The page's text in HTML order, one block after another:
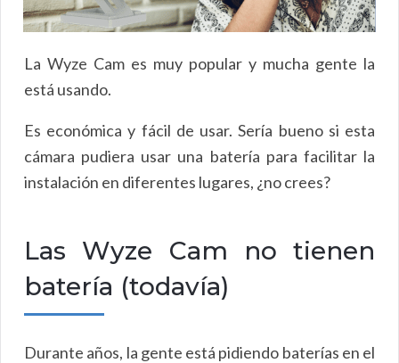
La Wyze Cam es muy popular y mucha gente la
está usando.
Es económica y fácil de usar. Sería bueno si esta
cámara pudiera usar una batería para facilitar la
instalación en diferentes lugares, ¿no crees?
Las Wyze Cam no tienen
batería (todavía)
Durante años, la gente está pidiendo baterías en el